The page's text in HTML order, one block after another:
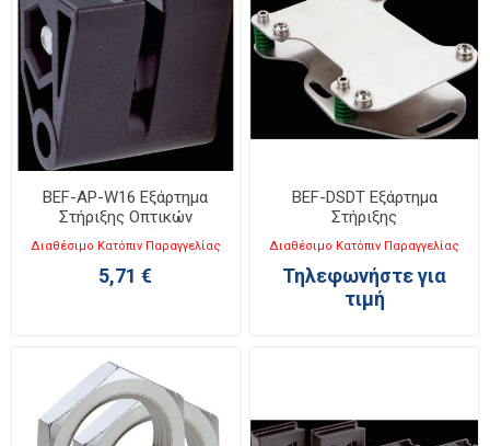
BEF-AP-W16 Εξάρτημα
Στήριξης Οπτικών
Κουρτινών
Διαθέσιμο Κατόπιν Παραγγελίας
5,71 €
BEF-DSDT Εξάρτημα
Στήριξης
Διαθέσιμο Κατόπιν Παραγγελίας
Τηλεφωνήστε για
τιμή